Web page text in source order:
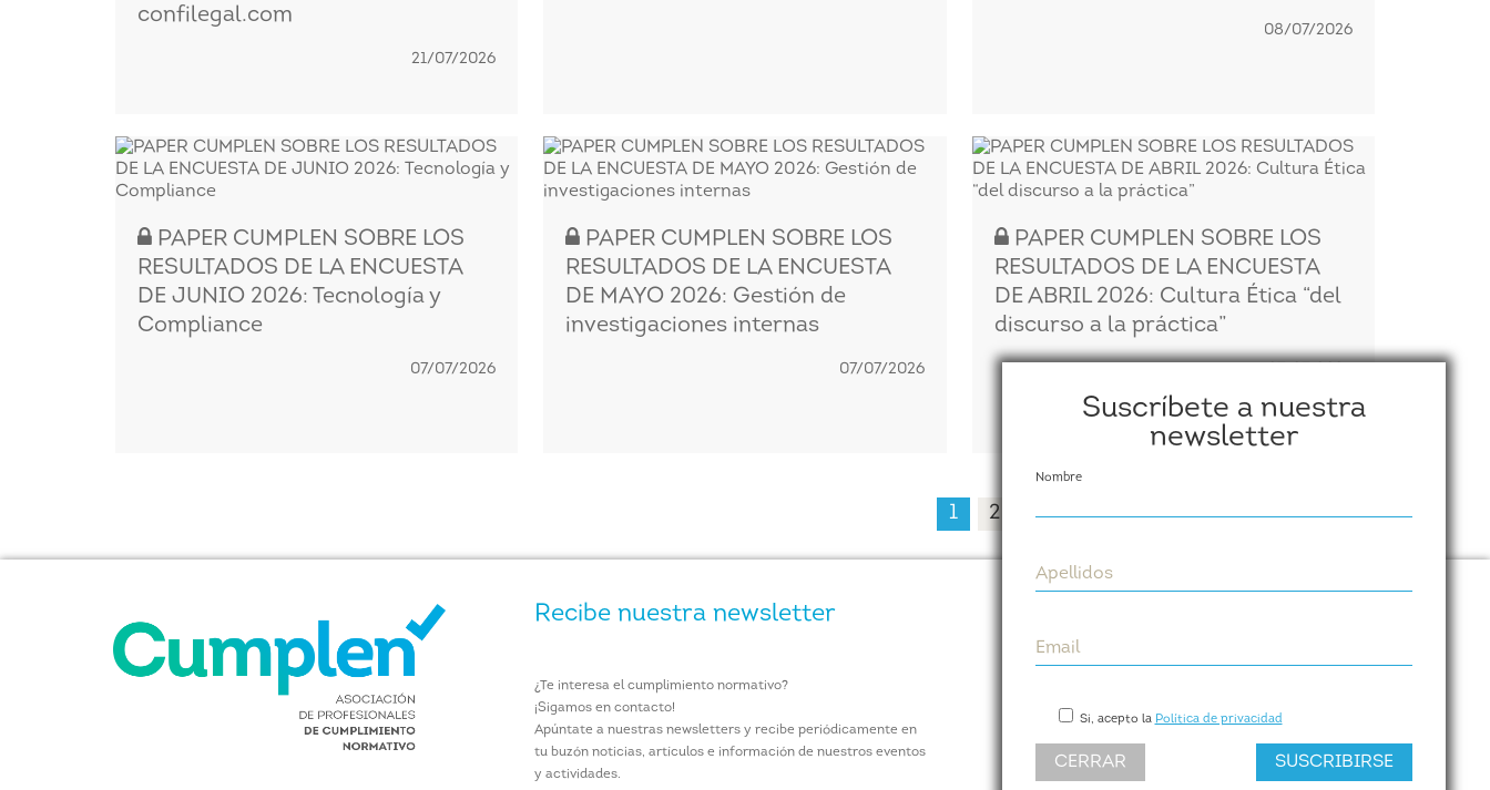
confilegal.com
21/07/2026
08/07/2026
PAPER CUMPLEN SOBRE LOS
RESULTADOS DE LA ENCUESTA
DE JUNIO 2026: Tecnología y
Compliance
07/07/2026
PAPER CUMPLEN SOBRE LOS
RESULTADOS DE LA ENCUESTA
DE MAYO 2026: Gestión de
investigaciones internas
07/07/2026
PAPER CUMPLEN SOBRE LOS
RESULTADOS DE LA ENCUESTA
DE ABRIL 2026: Cultura Ética “del
discurso a la práctica”
1 2 3 4 5 6 7 8 9 10
Suscríbete a nuestra
newsletter
Nombre
Apellidos
Email
Si, acepto la Política de privacidad
CERRAR SUSCRIBIRSE
Recibe nuestra newsletter
¿Te interesa el cumplimiento normativo?
¡Sigamos en contacto!
Apúntate a nuestras newsletters y recibe periódicamente en
tu buzón noticias, artículos e información de nuestros eventos
y actividades.
info@cumplen.com